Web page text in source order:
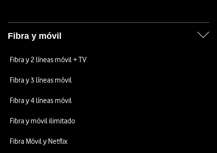
Fibra y móvil
Fibra y 2 líneas móvil + TV
Fibra y 3 líneas móvil
Fibra y 4 líneas móvil
Fibra y móvil ilimitado
Fibra Móvil y Netflix